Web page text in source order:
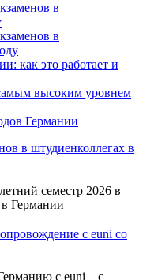
в
в
как это работает и
высоким уровнем
Германии
в штудиенколлегах в
семестр 2026 в
Германии
с euni со
с euni – с